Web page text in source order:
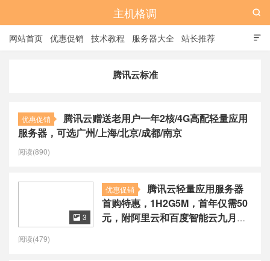
主机格调

网站首页 优惠促销 技术教程 服务器大全 站长推荐

腾讯云标准
优惠促销
腾讯云赠送老用户一年2核/4G高配轻量应用
服务器，可选广州/上海/北京/成都/南京
阅读(890)
优惠促销
腾讯云轻量应用服务器
首购特惠，1H2G5M，首年仅需50
元，附阿里云和百度智能云九月活
 3
阅读(479)